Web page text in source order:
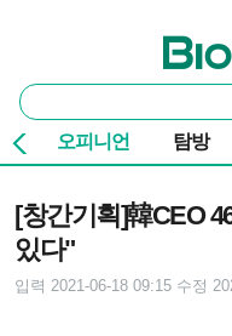
바이오
통
합
검
색
오피니언 탐방
[창간기획]韓CEO
있다"
입력 2021-06-18 09:15 수정